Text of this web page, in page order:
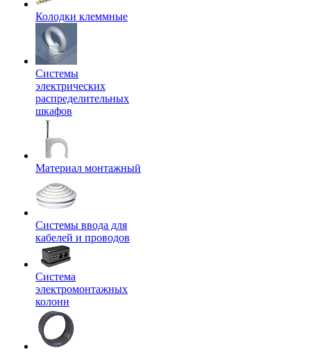
Колодки клеммные
Системы
электрических
распределительных
шкафов
Материал монтажный
Системы ввода для
кабелей и проводов
Система
электромонтажных
колонн